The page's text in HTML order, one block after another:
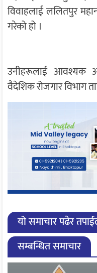
विवाहलाई ललितपुर
गरेको हो ।
उनीहरूलाई आवश्यक
वैदेशिक रोजगार विभाग
यो समाचार पढेर
सम्बन्धित समाचार